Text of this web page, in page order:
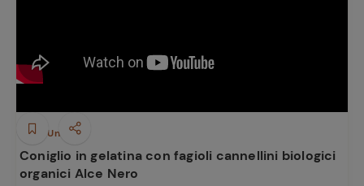
Piatti Unici
Coniglio in gelatina con fagioli cannellini biologici
organici Alce Nero